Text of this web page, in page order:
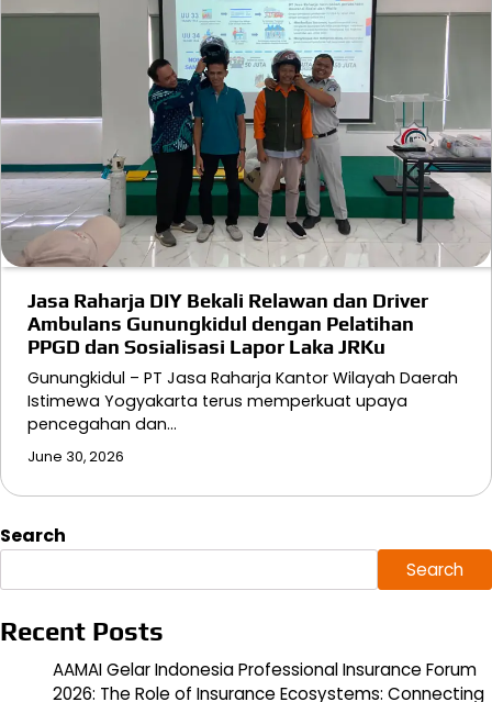
Jasa Raharja DIY Bekali Relawan dan Driver
Ambulans Gunungkidul dengan Pelatihan
PPGD dan Sosialisasi Lapor Laka JRKu
Gunungkidul – PT Jasa Raharja Kantor Wilayah Daerah
Istimewa Yogyakarta terus memperkuat upaya
pencegahan dan…
June 30, 2026
Search
Search
Recent Posts
AAMAI Gelar Indonesia Professional Insurance Forum
2026: The Role of Insurance Ecosystems: Connecting